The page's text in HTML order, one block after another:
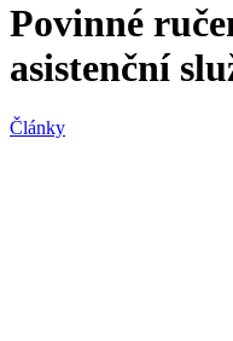
Povinné
asistenční
Články